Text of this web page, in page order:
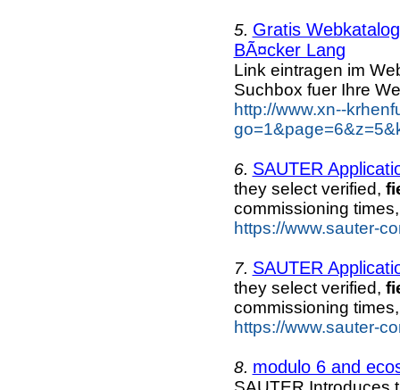
5. Gratis
BÃ¤cker Lang
Link eintragen im
Suchbox fuer Ihre
http://www.xn--
6. SAUTER
they select verified,
commissioning times,
https://www.sauter-
7. SAUTER
they select verified,
commissioning times,
https://www.sauter-
8. modulo 6 and